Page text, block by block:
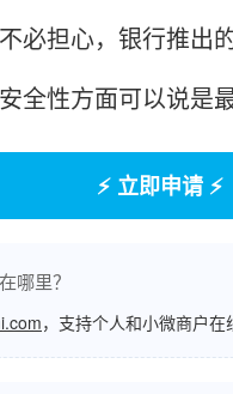
必担心，银行推出
全性方面可以说是
⚡ 立即申请 ⚡
哪里？
，支持个人和小微商户在